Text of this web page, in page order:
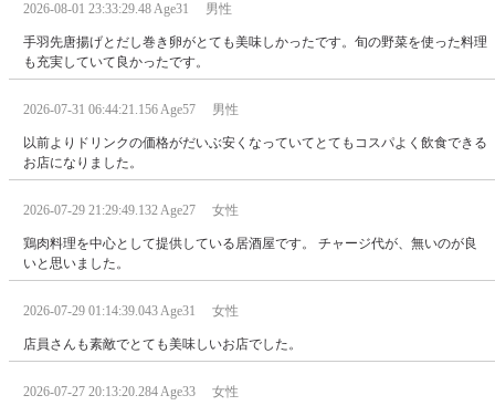
2026-08-01 23:33:29.48 Age31 男性
手羽先唐揚げとだし巻き卵がとても美味しかったです。旬の野菜を使った料理
も充実していて良かったです。
2026-07-31 06:44:21.156 Age57 男性
以前よりドリンクの価格がだいぶ安くなっていてとてもコスパよく飲食できる
お店になりました。
2026-07-29 21:29:49.132 Age27 女性
鶏肉料理を中心として提供している居酒屋です。 チャージ代が、無いのが良
いと思いました。
2026-07-29 01:14:39.043 Age31 女性
店員さんも素敵でとても美味しいお店でした。
2026-07-27 20:13:20.284 Age33 女性